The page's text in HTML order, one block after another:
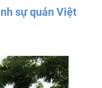
sự quán Việt